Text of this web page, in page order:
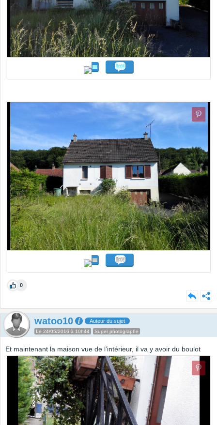
0
watoo10 Auteur du sujet
Le 24/05/2016 à 10h44 Super photographe
Et maintenant la maison vue de l’intérieur, il va y avoir du boulot